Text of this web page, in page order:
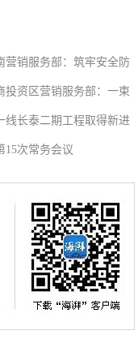
营销服务部：筑牢安全防
投资区营销服务部：一束
线长泰二期工程取得新进
15次常务会议